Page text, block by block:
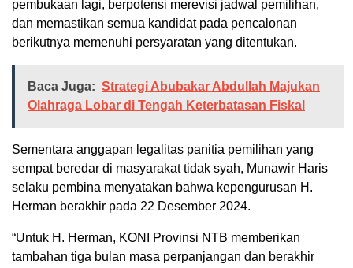
pembukaan lagi, berpotensi merevisi jadwal pemilihan,
dan memastikan semua kandidat pada pencalonan
berikutnya memenuhi persyaratan yang ditentukan.
Baca Juga: Strategi Abubakar Abdullah Majukan
Olahraga Lobar di Tengah Keterbatasan Fiskal
Sementara anggapan legalitas panitia pemilihan yang
sempat beredar di masyarakat tidak syah, Munawir Haris
selaku pembina menyatakan bahwa kepengurusan H.
Herman berakhir pada 22 Desember 2024.
“Untuk H. Herman, KONI Provinsi NTB memberikan
tambahan tiga bulan masa perpanjangan dan berakhir